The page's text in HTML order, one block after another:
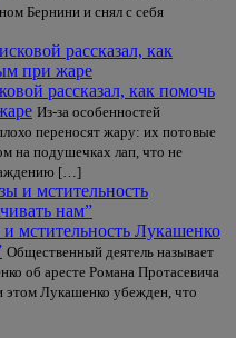
Бернини и снял с себя
рассказал, как помочь
Из‑за особенностей
переносят жару: их потовые
на подушечках лап, что не
[…]
мстительность Лукашенко
Общественный деятель называет
об аресте Романа Протасевича
этом Лукашенко убежден, что